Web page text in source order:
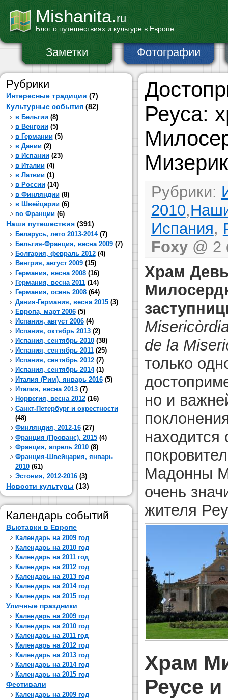
Mishanita.ru
Блог о путешествиях и культуре в Европе
Заметки Фотографии
Рубрики
Интересные традиции (7)
Культурные события (82)
в Бельгии(8)
в Венгрии(5)
в Германии(5)
в Дании(2)
в Испании(23)
в Италии(4)
в Латвии(1)
в России(14)
в Финляндии(8)
в Швейцарии(6)
во Франции(6)
Наши путешествия (391)
Беларусь, лето 2013-2014(7)
Бельгия-Франция, весна 2009(7)
Болгария, февраль 2012(4)
Венгрия, август 2009(15)
Германия, весна 2008(16)
Германия, весна 2011(14)
Германия, осень 2008(64)
Дания-Германия, весна 2015(3)
Европа, март 2006(5)
Испания, август 2006(4)
Испания, октябрь 2013(2)
Испания, сентябрь 2010(38)
Испания, сентябрь 2011(25)
Испания, сентябрь 2012(7)
Испания, сентябрь 2014(1)
Италия (Рим), январь 2016(5)
Италия, весна 2013(7)
Норвегия, весна 2012(16)
Санкт-Петербург и окрестности
(48)
Финляндия, 2012-16(27)
Франция (Прованс), 2015(4)
Франция, апрель 2010(8)
Франция-Швейцария, январь
2010(61)
Эстония, 2012-2016(3)
Новости культуры (13)
Календарь событий
Выставки в Европе
Календарь на 2009 год
Календарь на 2010 год
Календарь на 2011 год
Календарь на 2012 год
Календарь на 2013 год
Календарь на 2014 год
Календарь на 2015 год
Уличные праздники
Календарь на 2009 год
Календарь на 2010 год
Календарь на 2011 год
Календарь на 2012 год
Календарь на 2013 год
Календарь на 2014 год
Календарь на 2015 год
Фестивали
Календарь на 2009 год
Реуса:
Рубрики:
2010,
Испания,
Foxy@ 2
Храм
de la
только
но и
находится
Мадонны
очень
жителя
Храм
Реусе